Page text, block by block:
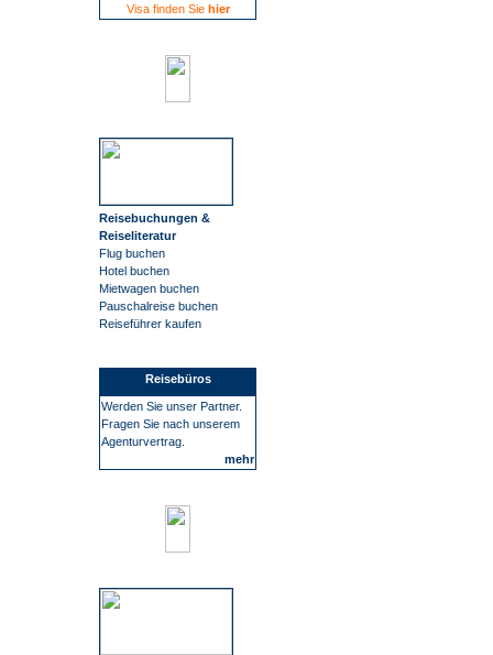
Visa finden Siehier
Reisebuchungen &
Reiseliteratur
Flug buchen
Hotel buchen
Mietwagen buchen
Pauschalreise buchen
Reiseführer kaufen
Reisebüros
Werden Sie unser Partner.
Fragen Sie nach unserem
Agenturvertrag.
mehr